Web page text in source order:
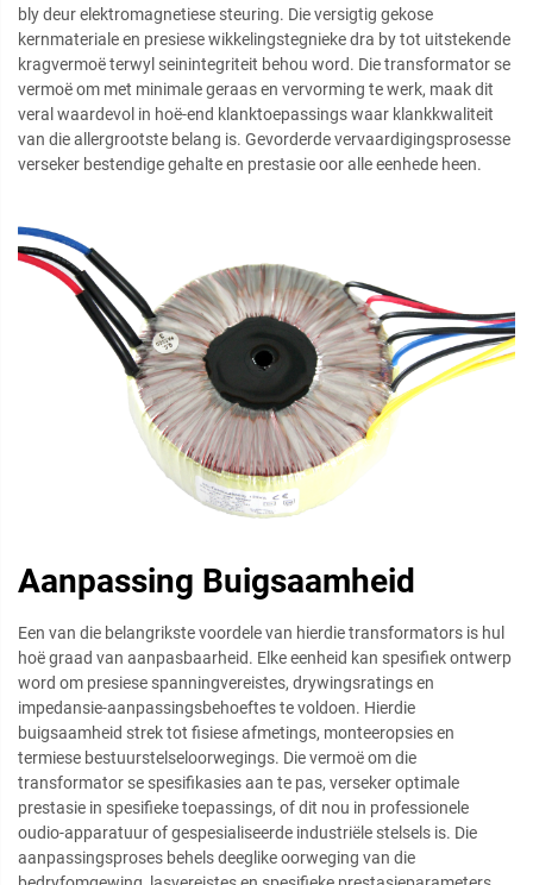
bly deur elektromagnetiese steuring. Die versigtig gekose
kernmateriale en presiese wikkelingstegnieke dra by tot uitstekende
kragvermoë terwyl seinintegriteit behou word. Die transformator se
vermoë om met minimale geraas en vervorming te werk, maak dit
veral waardevol in hoë-end klanktoepassings waar klankkwaliteit
van die allergrootste belang is. Gevorderde vervaardigingsprosesse
verseker bestendige gehalte en prestasie oor alle eenhede heen.
Aanpassing Buigsaamheid
Een van die belangrikste voordele van hierdie transformators is hul
hoë graad van aanpasbaarheid. Elke eenheid kan spesifiek ontwerp
word om presiese spanningvereistes, drywingsratings en
impedansie-aanpassingsbehoeftes te voldoen. Hierdie
buigsaamheid strek tot fisiese afmetings, monteeropsies en
termiese bestuurstelseloorwegings. Die vermoë om die
transformator se spesifikasies aan te pas, verseker optimale
prestasie in spesifieke toepassings, of dit nou in professionele
oudio-apparatuur of gespesialiseerde industriële stelsels is. Die
aanpassingsproses behels deeglike oorweging van die